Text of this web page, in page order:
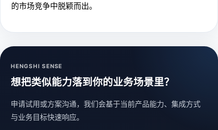
的市场竞争中脱颖而出。
HENGSHI SENSE
想把类似能力落到你的业务场景里？
申请试用或方案沟通，我们会基于当前产品能力、集成方式
与业务目标快速响应。